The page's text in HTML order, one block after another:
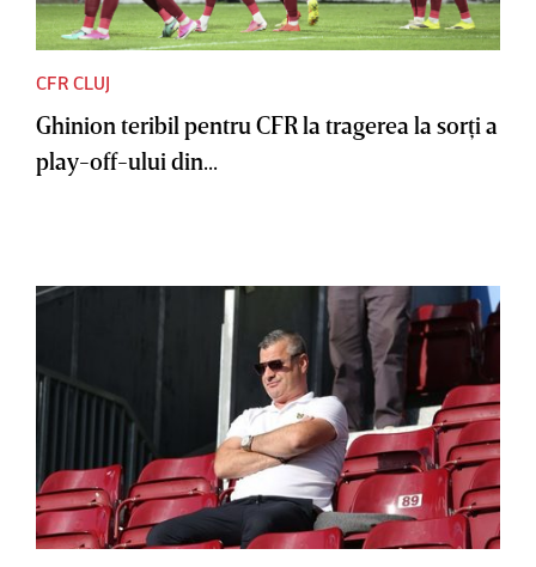
CFR CLUJ
Ghinion teribil pentru CFR la tragerea la sorţi a
play-off-ului din...